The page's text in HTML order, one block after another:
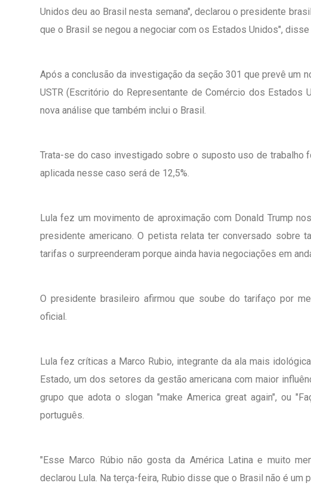
Unidos deu ao Brasil nesta semana", declarou o presidente
que o Brasil se negou a negociar com os Estados Unidos", disse
Após a conclusão da investigação da seção 301 que prevê um
USTR (Escritório do Representante de Comércio dos Estados
nova análise que também inclui o Brasil.
Trata-se do caso investigado sobre o suposto uso de trabalho
aplicada nesse caso será de 12,5%.
Lula fez um movimento de aproximação com Donald Trump
presidente americano. O petista relata ter conversado sobre
tarifas o surpreenderam porque ainda havia negociações em
O presidente brasileiro afirmou que soube do tarifaço por
oficial.
Lula fez críticas a Marco Rubio, integrante da ala mais
Estado, um dos setores da gestão americana com maior
grupo que adota o slogan "make America great again", ou
português.
"Esse Marco Rúbio não gosta da América Latina e muito
declarou Lula. Na terça-feira, Rubio disse que o Brasil não é um